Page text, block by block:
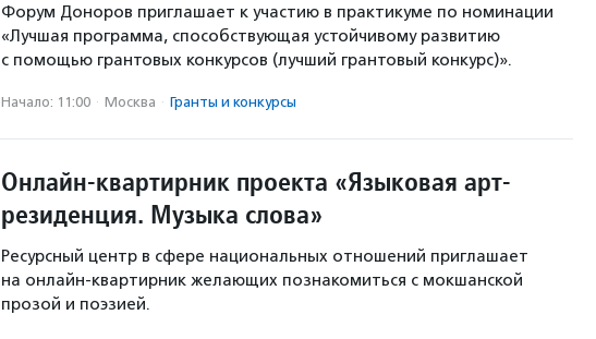
Форум Доноров приглашает к участию в практикуме по номинации
«Лучшая программа, способствующая устойчивому развитию
с помощью грантовых конкурсов (лучший грантовый конкурс)».
Начало: 11:00 · Москва · Гранты и конкурсы
Онлайн-квартирник проекта «Языковая арт-
резиденция. Музыка слова»
Ресурсный центр в сфере национальных отношений приглашает
на онлайн-квартирник желающих познакомиться с мокшанской
прозой и поэзией.